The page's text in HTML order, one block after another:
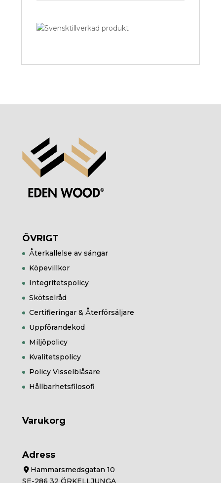
Svensktillverkad produkt
ÖVRIGT
Återkallelse av sängar
Köpevillkor
Integritetspolicy
Skötselråd
Certifieringar & Återförsäljare
Uppförandekod
Miljöpolicy
Kvalitetspolicy
Policy Visselblåsare
Hållbarhetsfilosofi
Varukorg
Adress
Hammarsmedsgatan 10
SE-286 32 ÖRKELLJUNGA